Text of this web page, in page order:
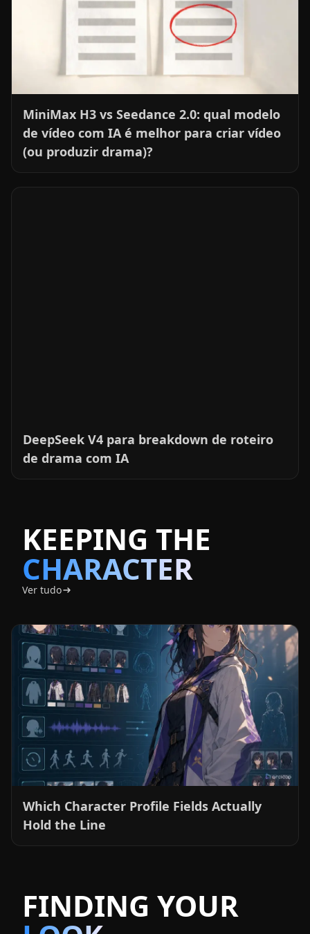
MiniMax H3 vs Seedance 2.0: qual modelo
de vídeo com IA é melhor para criar vídeo
(ou produzir drama)?
CHARACTER
Ver tudo
Which Character Profile Fields Actually
Hold the Line
FINDINGYOUR
LOOK
Ver tudo